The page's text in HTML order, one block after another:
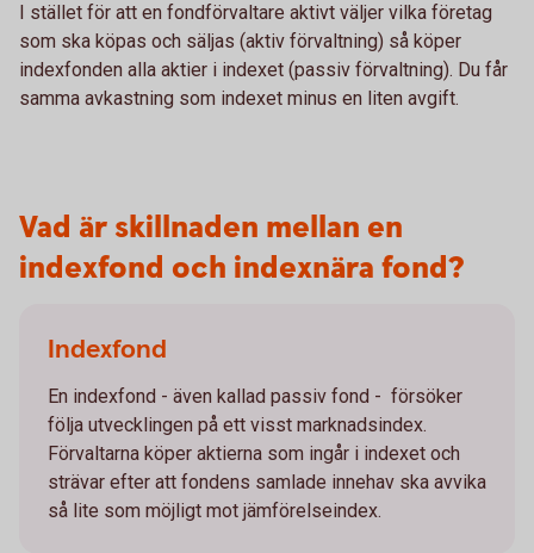
I stället för att en fondförvaltare aktivt väljer vilka företag
som ska köpas och säljas (aktiv förvaltning) så köper
indexfonden alla aktier i indexet (passiv förvaltning). Du får
samma avkastning som indexet minus en liten avgift.
Vad är skillnaden mellan en
indexfond och indexnära fond?
Indexfond
En indexfond - även kallad passiv fond - försöker
följa utvecklingen på ett visst marknadsindex.
Förvaltarna köper aktierna som ingår i indexet och
strävar efter att fondens samlade innehav ska avvika
så lite som möjligt mot jämförelseindex.